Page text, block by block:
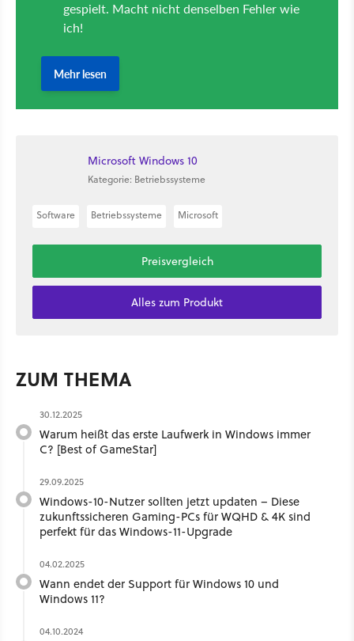
Microsoft Windows 10
Kategorie: Betriebssysteme
Software Betriebssysteme Microsoft
Preisvergleich
Alles zum Produkt
ZUM THEMA
30.12.2025
Warum heißt das erste Laufwerk in Windows immer
C? [Best of GameStar]
29.09.2025
Windows-10-Nutzer sollten jetzt updaten – Diese
zukunftssicheren Gaming-PCs für WQHD & 4K sind
perfekt für das Windows-11-Upgrade
04.02.2025
Wann endet der Support für Windows 10 und
Windows 11?
04.10.2024